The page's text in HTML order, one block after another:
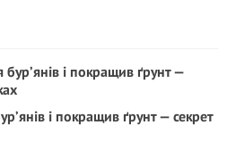
і покращив ґрунт — секрет